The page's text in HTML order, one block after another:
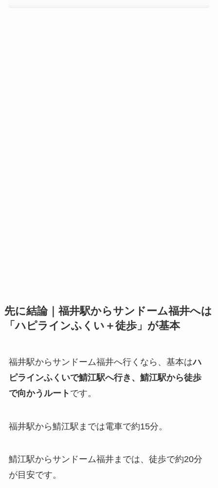
先に結論｜福井駅からサンドーム福井へは
「ハピラインふくい＋徒歩」が基本
福井駅からサンドーム福井へ行くなら、基本はハ
ピラインふくいで鯖江駅へ行き、鯖江駅から徒歩
で向かうルート です。
福井駅から鯖江駅までは電車で約15分。
鯖江駅からサンドーム福井までは、徒歩で約20分
が目安です。